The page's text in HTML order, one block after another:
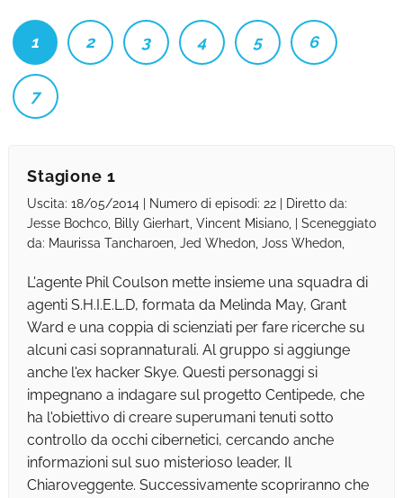
1 2 3 4 5 6
7
Stagione 1
Uscita: 18/05/2014 | Numero di episodi: 22 | Diretto da:
Jesse Bochco, Billy Gierhart, Vincent Misiano, | Sceneggiato
da: Maurissa Tancharoen, Jed Whedon, Joss Whedon,
L'agente Phil Coulson mette insieme una squadra di
agenti S.H.I.E.L.D, formata da Melinda May, Grant
Ward e una coppia di scienziati per fare ricerche su
alcuni casi soprannaturali. Al gruppo si aggiunge
anche l'ex hacker Skye. Questi personaggi si
impegnano a indagare sul progetto Centipede, che
ha l'obiettivo di creare superumani tenuti sotto
controllo da occhi cibernetici, cercando anche
informazioni sul suo misterioso leader, Il
Chiaroveggente. Successivamente scopriranno che